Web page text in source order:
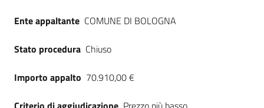
Ente appaltante COMUNE DI BOLOGNA
Stato procedura Chiuso
Importo appalto 70.910,00 €